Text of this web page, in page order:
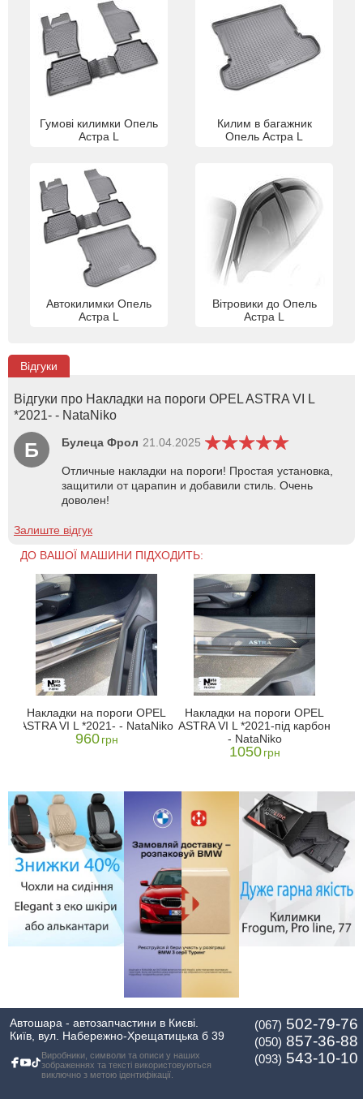
Гумові килимки Опель
Астра L
Килим в багажник
Опель Астра L
Автокилимки Опель
Астра L
Вітровики до Опель
Астра L
Відгуки
Відгуки про Накладки на пороги OPEL ASTRA VI L
*2021- - NataNiko
Б Булеца Фрол 21.04.2025
Отличные накладки на пороги! Простая установка,
защитили от царапин и добавили стиль. Очень
доволен!
Залиште відгук
ДО ВАШОЇ МАШИНИ ПІДХОДИТЬ:
Накладки на пороги OPEL
ASTRA VI L *2021- - NataNiko
960 грн
Накладки на пороги OPEL
ASTRA VI L *2021-під карбон
- NataNiko
1050 грн
Автошара - автозапчастини в Києві.
Київ, вул. Набережно-Хрещатицька б 39
Виробники, символи та описи у наших
зображеннях та тексті використовуються
виключно з метою ідентифікації.
(067) 502-79-76
(050) 857-36-88
(093) 543-10-10